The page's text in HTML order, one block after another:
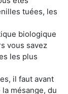
tuées, les
biologique
vous savez
les plus
il faut avant
mésange, du